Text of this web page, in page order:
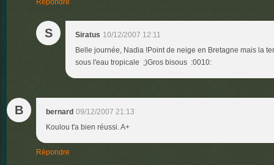
Répondre
S Siratus 10/12/2007 12:11
Belle journée, Nadia !Point de neige en Bretagne mais la
sous l'eau tropicale ;)Gros bisous :0010:
B bernard 09/12/2007 21:13
Koulou t'a bien réussi. A+
Répondre